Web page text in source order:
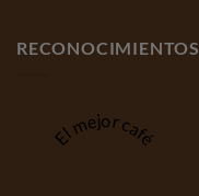
RECONOCIMIENTOS
El mejor café